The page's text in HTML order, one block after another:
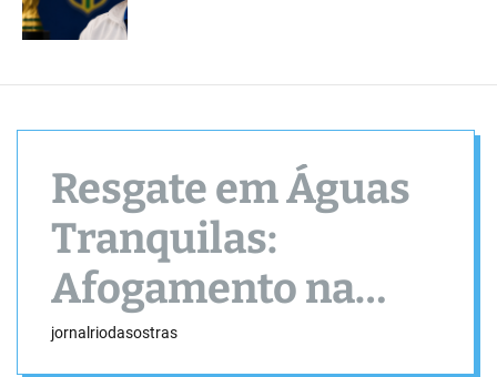
Resgate em Águas
Tranquilas:
Afogamento na
Lagoa de Grussaí
jornalriodasostras